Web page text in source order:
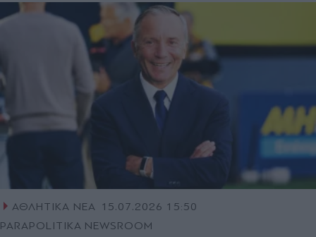
ΑΘΛΗΤΙΚΑ ΝΕΑ 15.07.2026 15:50
PARAPOLITIKA NEWSROOM